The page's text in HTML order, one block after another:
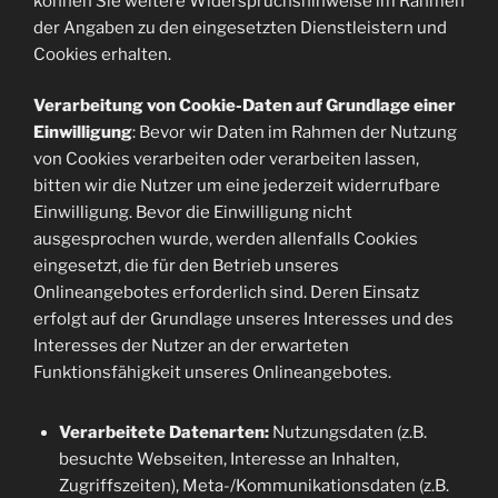
der Angaben zu den eingesetzten Dienstleistern und
Cookies erhalten.
Verarbeitung von Cookie-Daten auf Grundlage einer
Einwilligung: Bevor wir Daten im Rahmen der Nutzung
von Cookies verarbeiten oder verarbeiten lassen,
bitten wir die Nutzer um eine jederzeit widerrufbare
Einwilligung. Bevor die Einwilligung nicht
ausgesprochen wurde, werden allenfalls Cookies
eingesetzt, die für den Betrieb unseres
Onlineangebotes erforderlich sind. Deren Einsatz
erfolgt auf der Grundlage unseres Interesses und des
Interesses der Nutzer an der erwarteten
Funktionsfähigkeit unseres Onlineangebotes.
Verarbeitete Datenarten:Nutzungsdaten (z.B.
besuchte Webseiten, Interesse an Inhalten,
Zugriffszeiten), Meta-/Kommunikationsdaten (z.B.